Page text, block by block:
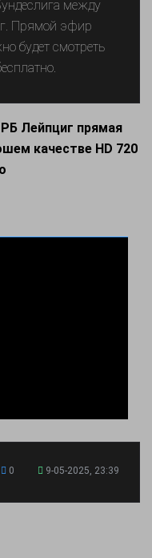
между
Прямой эфир
будет смотреть
Лейпциг прямая
качестве HD 720
0 9-05-2025, 23:39